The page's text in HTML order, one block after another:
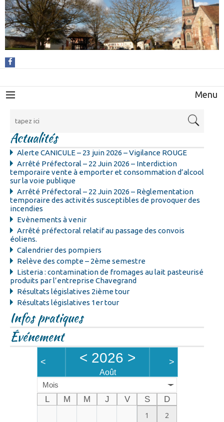
Menu
Actualités
Alerte CANICULE – 23 juin 2026 – Vigilance ROUGE
Arrêté Préfectoral – 22 Juin 2026 – Interdiction
temporaire vente à emporter et consommation d’alcool
sur la voie publique
Arrêté Préfectoral – 22 Juin 2026 – Règlementation
temporaire des activités susceptibles de provoquer des
incendies
Evènements à venir
Arrêté préfectoral relatif au passage des convois
éoliens.
Calendrier des pompiers
Relève des compte – 2ème semestre
Listeria : contamination de fromages au lait pasteurisé
produits par l’entreprise Chavegrand
Résultats législatives 2ième tour
Résultats législatives 1er tour
Infos pratiques
Événement
< < 2026 >
Août
>
Mois
L M M J V S
D
1
2